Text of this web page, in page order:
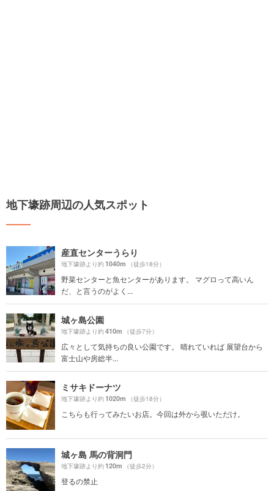
地下壕跡周辺の人気スポット
産直センターうらり
地下壕跡より約1040m （徒歩18分）
野菜センターと魚センターがあります。 マグロって高いん
だ、と言うのがよく...
城ヶ島公園
地下壕跡より約410m （徒歩7分）
広々として気持ちの良い公園です。 晴れていれば 展望台から
富士山や房総半...
ミサキドーナツ
地下壕跡より約1020m （徒歩18分）
こちらも行ってみたいお店。今回は外から覗いただけ。
城ヶ島 馬の背洞門
地下壕跡より約120m （徒歩2分）
登るの禁止